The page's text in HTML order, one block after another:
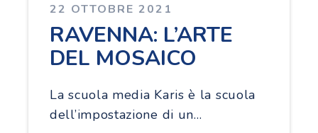
22 OTTOBRE 2021
RAVENNA: L’ARTE
DEL MOSAICO
La scuola media Karis è la scuola
dell’impostazione di un…